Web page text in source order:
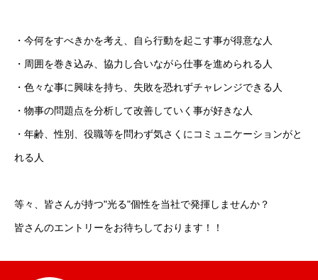
・今何をすべきかを考え、自ら行動を起こす事が得意な人
・周囲を巻き込み、協力し合いながら仕事を進められる人
・色々な事に興味を持ち、失敗を恐れずチャレンジできる人
・物事の問題点を分析して改善していく事が好きな人
・年齢、性別、役職等を問わず気さくにコミュニケーションがと
れる人
等々、皆さんが持つ"光る"個性を当社で発揮しませんか？
皆さんのエントリーをお待ちしております！！